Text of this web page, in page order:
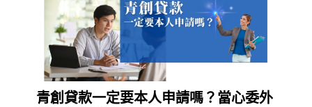
青創貸款一定要本人申請嗎？當心委外